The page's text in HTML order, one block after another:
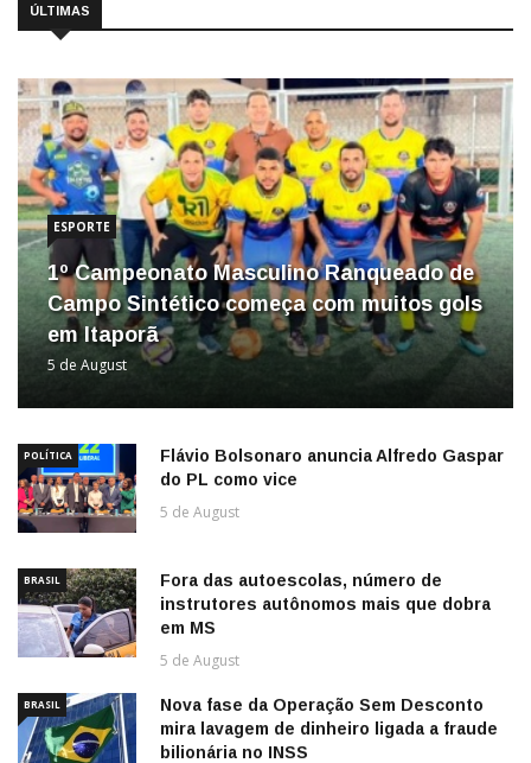
ÚLTIMAS
ESPORTE
1º Campeonato Masculino Ranqueado de
Campo Sintético começa com muitos gols
em Itaporã
5 de August
POLÍTICA
Flávio Bolsonaro anuncia Alfredo Gaspar
do PL como vice
5 de August
BRASIL
Fora das autoescolas, número de
instrutores autônomos mais que dobra
em MS
5 de August
BRASIL
Nova fase da Operação Sem Desconto
mira lavagem de dinheiro ligada a fraude
bilionária no INSS